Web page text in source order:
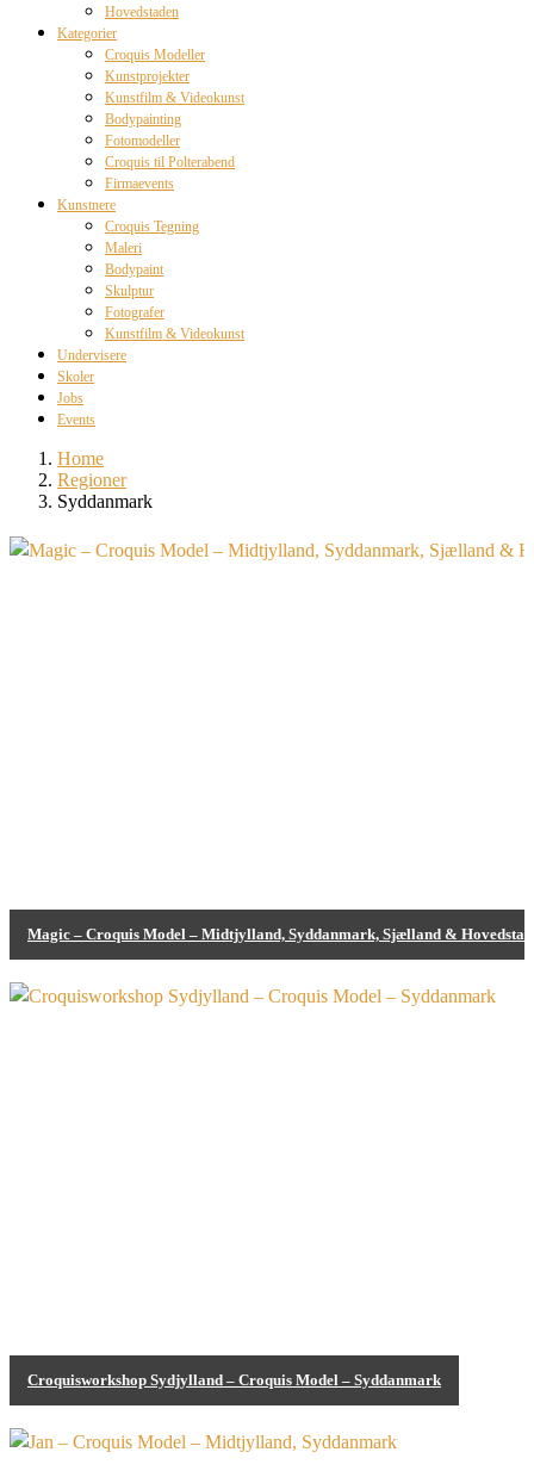
Hovedstaden
Kategorier
Croquis Modeller
Kunstprojekter
Kunstfilm & Videokunst
Bodypainting
Fotomodeller
Croquis til Polterabend
Firmaevents
Kunstnere
Croquis Tegning
Maleri
Bodypaint
Skulptur
Fotografer
Kunstfilm & Videokunst
Undervisere
Skoler
Jobs
Events
Home
Regioner
Syddanmark
Bodypainting
Magic – Croquis Model – Midtjylland, Syddanmark, Sjælland &
Croquis Model
Croquisworkshop Sydjylland – Croquis Model – Syddanmark